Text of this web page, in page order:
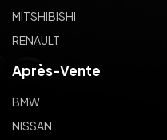
MITSHIBISHI
RENAULT
Après-Vente
BMW
NISSAN